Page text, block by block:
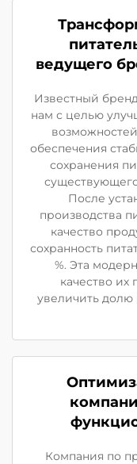
ведущего
Известный
нам с целью
обеспечения
сохранения
После
производства
качество
сохранность
%. Эта
качество их
увеличить долю
Компания по